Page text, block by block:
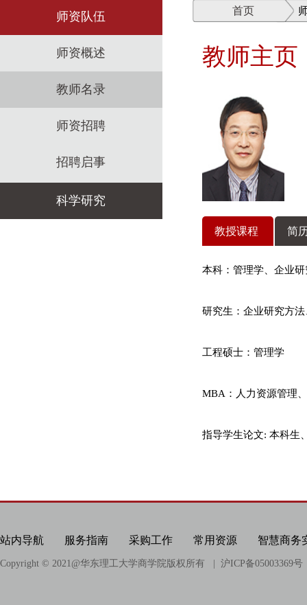
师资队伍
师资概述
教师名录
师资招聘
招聘启事
科学研究
首页
教师主页
教授课程 简
本科：管理学、企业
研究生：企业研究方
工程硕士：管理学
MBA：人力资源管理
指导学生论文: 本科生
站内导航 服务指南 采购工作 常用资源 智慧商务
Copyright © 2021@华东理工大学商学院版权所有 | 沪ICP备05003369号